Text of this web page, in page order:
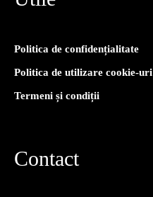
Politica de confidențialitate
Politica de utilizare cookie-uri
Termeni și condiții
Contact